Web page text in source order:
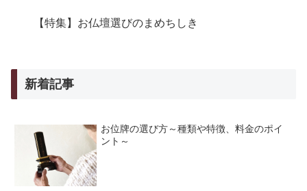
【特集】お仏壇選びのまめちしき
新着記事
お位牌の選び方～種類や特徴、料金のポイ
ント～